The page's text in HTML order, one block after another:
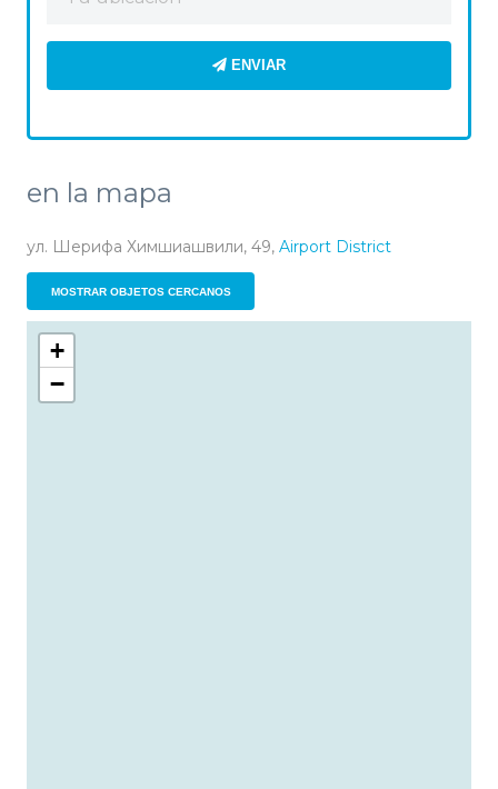
ENVIAR
en la mapa
ул. Шерифа Химшиашвили, 49, Airport District
MOSTRAR OBJETOS CERCANOS
+
−